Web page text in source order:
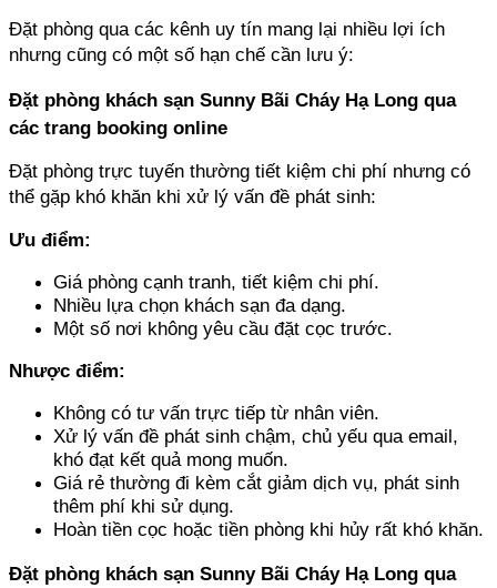
Đặt phòng qua các kênh uy tín mang lại nhiều lợi ích
nhưng cũng có một số hạn chế cần lưu ý:
Đặt phòng khách sạn Sunny Bãi Cháy Hạ Long qua
các trang booking online
Đặt phòng trực tuyến thường tiết kiệm chi phí nhưng có
thể gặp khó khăn khi xử lý vấn đề phát sinh:
Ưu điểm:
Giá phòng cạnh tranh, tiết kiệm chi phí.
Nhiều lựa chọn khách sạn đa dạng.
Một số nơi không yêu cầu đặt cọc trước.
Nhược điểm:
Không có tư vấn trực tiếp từ nhân viên.
Xử lý vấn đề phát sinh chậm, chủ yếu qua email,
khó đạt kết quả mong muốn.
Giá rẻ thường đi kèm cắt giảm dịch vụ, phát sinh
thêm phí khi sử dụng.
Hoàn tiền cọc hoặc tiền phòng khi hủy rất khó khăn.
Đặt phòng khách sạn Sunny Bãi Cháy Hạ Long qua